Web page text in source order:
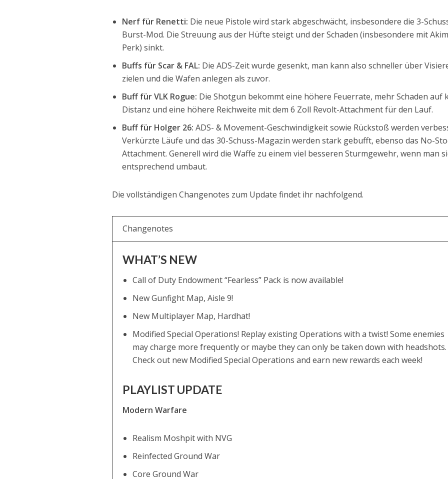
Nerf für Renetti: Die neue Pistole wird stark abgeschwächt, insbesondere die 3-
Burst-Mod. Die Streuung aus der Hüfte steigt und der Schaden (insbesondere mit
Perk) sinkt.
Buffs für Scar & FAL: Die ADS-Zeit wurde gesenkt, man kann also schneller über
zielen und die Wafen anlegen als zuvor.
Buff für VLK Rogue: Die Shotgun bekommt eine höhere Feuerrate, mehr Schaden auf
Distanz und eine höhere Reichweite mit dem 6 Zoll Revolt-Attachment für den Lauf.
Buff für Holger 26: ADS- & Movement-Geschwindigkeit sowie Rückstoß werden
Verkürzte Läufe und das 30-Schuss-Magazin werden stark gebufft, ebenso das No-
Attachment. Generell wird die Waffe zu einem viel besseren Sturmgewehr, wenn man
entsprechend umbaut.
Die vollständigen Changenotes zum Update findet ihr nachfolgend.
Changenotes
WHAT’S NEW
Call of Duty Endowment “Fearless” Pack is now available!
New Gunfight Map, Aisle 9!
New Multiplayer Map, Hardhat!
Modified Special Operations! Replay existing Operations with a twist! Some enemies
may charge more frequently or maybe they can only be taken down with headshots.
Check out new Modified Special Operations and earn new rewards each week!
PLAYLIST UPDATE
Modern Warfare
Realism Moshpit with NVG
Reinfected Ground War
Core Ground War